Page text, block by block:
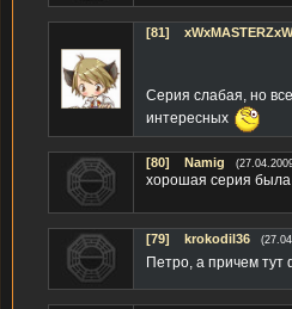
[81]
Серия слабая, но
интересных
[80] Namig
хорошая серия
[79] krokodil36
Петро, а причем